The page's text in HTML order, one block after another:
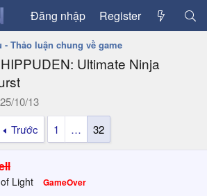
Đăng nhập Register
Thảo luận chung về game
Ultimate Ninja
N
g
à
y
ử
i
25/10/13
Trước
1 … 32
Light GameOver